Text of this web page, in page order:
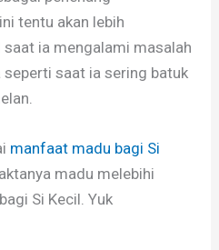
tentu akan lebih
ia mengalami masalah
saat ia sering batuk
manfaat madu bagi Si
madu melebihi
Si Kecil. Yuk